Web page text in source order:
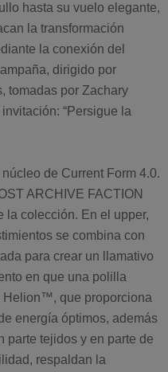
hasta su vuelo elegante,
la transformación
la conexión del
dirigido por
tomadas por Zachary
“Persigue la
de Current Form 4.0.
ARCHIVE FACTION
la colección. En el upper,
se combina con
para crear un llamativo
en que una polilla
Helion™, que proporciona
energía óptimos, además
parte tejidos y en parte de
respaldan la